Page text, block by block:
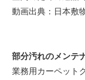
動画出典：日本敷
部分汚れのメンテ
業務用カーペット